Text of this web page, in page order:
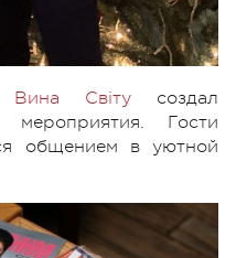
Свiту создал
Гости
общением в уютной